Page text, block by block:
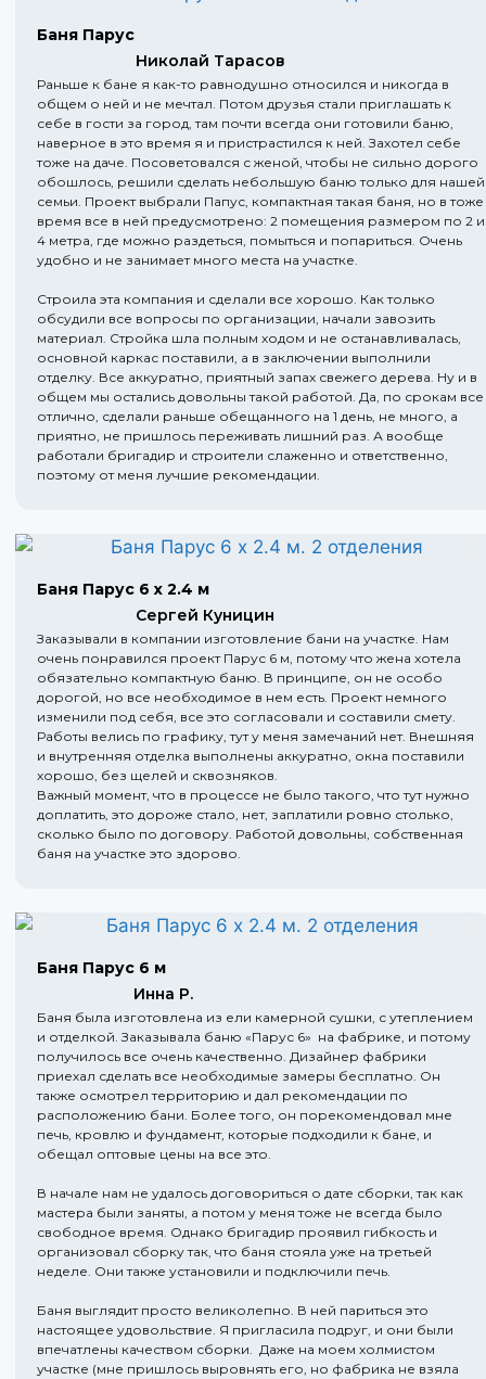
Баня Парус
Николай Тарасов
Раньше к бане я как-то равнодушно относился и никогда в
общем о ней и не мечтал. Потом друзья стали приглашать к
себе в гости за город, там почти всегда они готовили баню,
наверное в это время я и пристрастился к ней. Захотел себе
тоже на даче. Посоветовался с женой, чтобы не сильно дорого
обошлось, решили сделать небольшую баню только для нашей
семьи. Проект выбрали Папус, компактная такая баня, но в тоже
время все в ней предусмотрено: 2 помещения размером по 2 и
4 метра, где можно раздеться, помыться и попариться. Очень
удобно и не занимает много места на участке.
Строила эта компания и сделали все хорошо. Как только
обсудили все вопросы по организации, начали завозить
материал. Стройка шла полным ходом и не останавливалась,
основной каркас поставили, а в заключении выполнили
отделку. Все аккуратно, приятный запах свежего дерева. Ну и в
общем мы остались довольны такой работой. Да, по срокам все
отлично, сделали раньше обещанного на 1 день, не много, а
приятно, не пришлось переживать лишний раз. А вообще
работали бригадир и строители слаженно и ответственно,
поэтому от меня лучшие рекомендации.
Баня Парус 6 х 2.4 м
Сергей Куницин
Заказывали в компании изготовление бани на участке. Нам
очень понравился проект Парус 6 м, потому что жена хотела
обязательно компактную баню. В принципе, он не особо
дорогой, но все необходимое в нем есть. Проект немного
изменили под себя, все это согласовали и составили смету.
Работы велись по графику, тут у меня замечаний нет. Внешняя
и внутренняя отделка выполнены аккуратно, окна поставили
хорошо, без щелей и сквозняков.
Важный момент, что в процессе не было такого, что тут нужно
доплатить, это дороже стало, нет, заплатили ровно столько,
сколько было по договору. Работой довольны, собственная
баня на участке это здорово.
Баня Парус 6 м
Инна Р.
Баня была изготовлена из ели камерной сушки, с утеплением
и отделкой. Заказывала баню «Парус 6» на фабрике, и потому
получилось все очень качественно. Дизайнер фабрики
приехал сделать все необходимые замеры бесплатно. Он
также осмотрел территорию и дал рекомендации по
расположению бани. Более того, он порекомендовал мне
печь, кровлю и фундамент, которые подходили к бане, и
обещал оптовые цены на все это.
В начале нам не удалось договориться о дате сборки, так как
мастера были заняты, а потом у меня тоже не всегда было
свободное время. Однако бригадир проявил гибкость и
организовал сборку так, что баня стояла уже на третьей
неделе. Они также установили и подключили печь.
Баня выглядит просто великолепно. В ней париться это
настоящее удовольствие. Я пригласила подруг, и они были
впечатлены качеством сборки. Даже на моем холмистом
участке (мне пришлось выровнять его, но фабрика не взяла